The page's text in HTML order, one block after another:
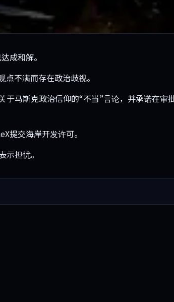
成和解。
不满而存在政治歧视。
马斯克政治信仰的“不当”言论，并承诺在审
提交海岸开发许可。
担忧。